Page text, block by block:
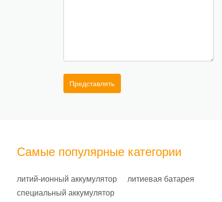
Представлять
Самые популярные категории
литий-ионный аккумулятор
литиевая батарея
специальный аккумулятор